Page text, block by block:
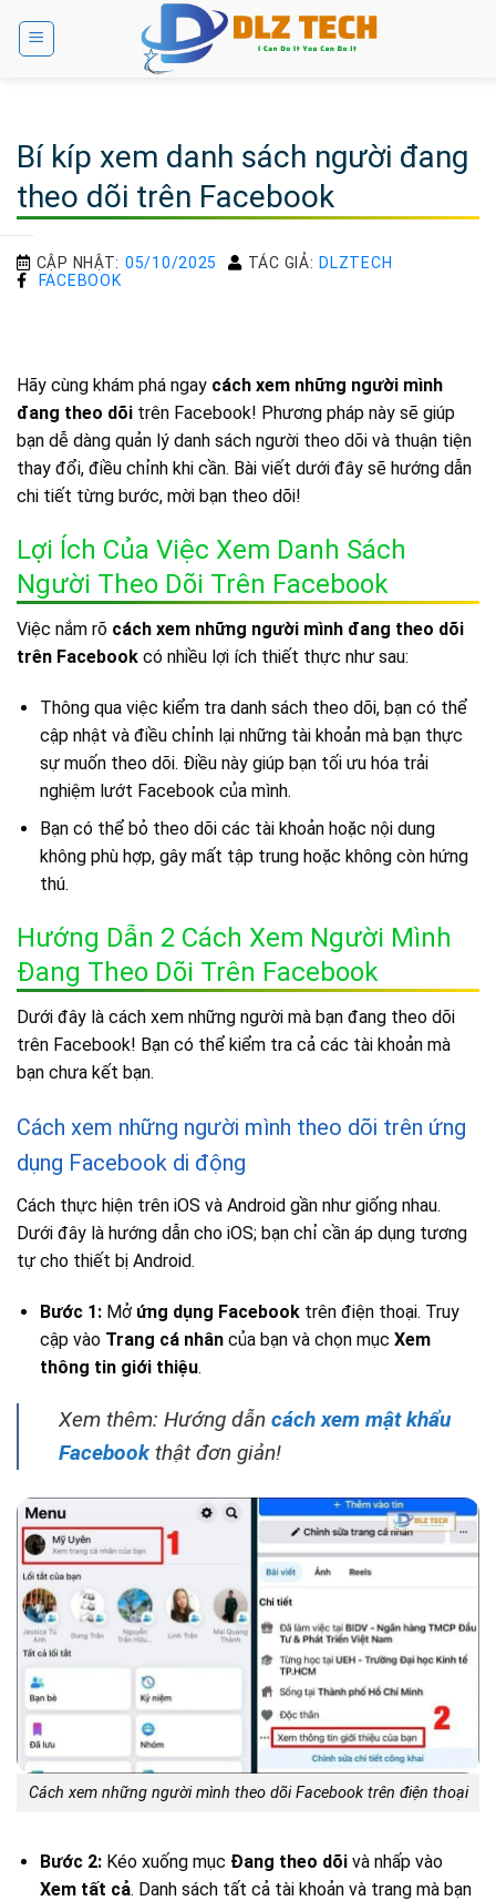
Bí kíp xem danh sách người đang
theo dõi trên Facebook
CẬP NHẬT: 05/10/2025 TÁC GIẢ: DLZTECH
FACEBOOK
Hãy cùng khám phá ngay cách xem những người mình
đang theo dõi trên Facebook! Phương pháp này sẽ giúp
bạn dễ dàng quản lý danh sách người theo dõi và thuận tiện
thay đổi, điều chỉnh khi cần. Bài viết dưới đây sẽ hướng dẫn
chi tiết từng bước, mời bạn theo dõi!
Lợi Ích Của Việc Xem Danh Sách
Người Theo Dõi Trên Facebook
Việc nắm rõ cách xem những người mình đang theo dõi
trên Facebook có nhiều lợi ích thiết thực như sau:
Thông qua việc kiểm tra danh sách theo dõi, bạn có thể
cập nhật và điều chỉnh lại những tài khoản mà bạn thực
sự muốn theo dõi. Điều này giúp bạn tối ưu hóa trải
nghiệm lướt Facebook của mình.
Bạn có thể bỏ theo dõi các tài khoản hoặc nội dung
không phù hợp, gây mất tập trung hoặc không còn hứng
thú.
Hướng Dẫn 2 Cách Xem Người Mình
Đang Theo Dõi Trên Facebook
Dưới đây là cách xem những người mà bạn đang theo dõi
trên Facebook! Bạn có thể kiểm tra cả các tài khoản mà
bạn chưa kết bạn.
Cách xem những người mình theo dõi trên ứng
dụng Facebook di động
Cách thực hiện trên iOS và Android gần như giống nhau.
Dưới đây là hướng dẫn cho iOS; bạn chỉ cần áp dụng tương
tự cho thiết bị Android.
Bước 1: Mở ứng dụng Facebooktrên điện thoại. Truy
cập vào Trang cá nhâncủa bạn và chọn mục Xem
thông tin giới thiệu.
Xem thêm: Hướng dẫn cách xem mật khẩu
Facebookthật đơn giản!
Cách xem những người mình theo dõi Facebook trên điện thoại
Bước 2:Kéo xuống mục Đang theo dõivà nhấp vào
Xem tất cả. Danh sách tất cả tài khoản và trang mà bạn